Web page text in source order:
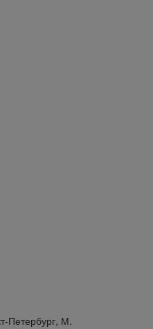
Петербург, М.